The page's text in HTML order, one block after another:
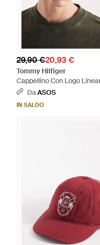
29,90 €20,93 €
Tommy Hilfiger
Cappellino Con Logo
DaASOS
IN SALDO